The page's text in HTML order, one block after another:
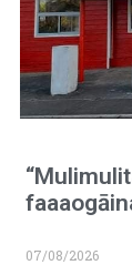
07/08/2026